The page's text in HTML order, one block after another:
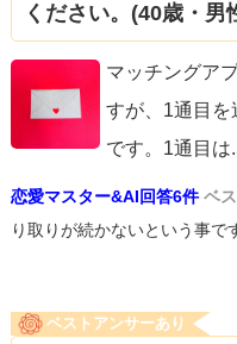
ください。(40歳・男
マッチングア
すが、1通目を
です。1通目は
恋愛マスター&AI回答6件 ベ
り取りが続かないという事で
ベストアンサーあり